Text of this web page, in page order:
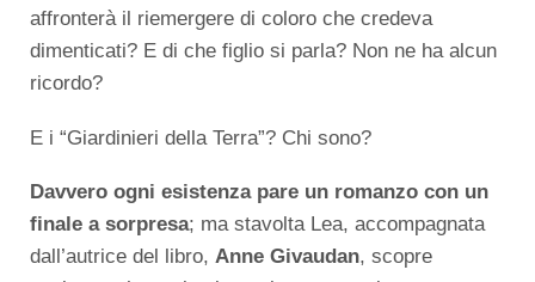
affronterà il riemergere di coloro che credeva
dimenticati? E di che figlio si parla? Non ne ha alcun
ricordo?
E i “Giardinieri della Terra”? Chi sono?
Davvero ogni esistenza pare un romanzo con un
finale a sorpresa; ma stavolta Lea, accompagnata
dall’autrice del libro, Anne Givaudan, scopre